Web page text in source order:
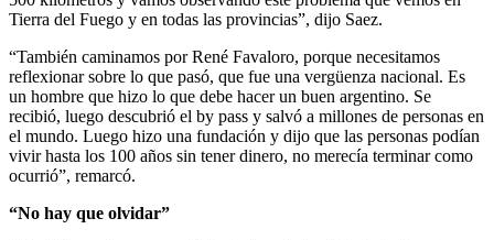
Tierra del Fuego y en todas las provincias”, dijo Saez.
“También caminamos por René Favaloro, porque necesitamos
reflexionar sobre lo que pasó, que fue una vergüenza nacional. Es
un hombre que hizo lo que debe hacer un buen argentino. Se
recibió, luego descubrió el by pass y salvó a millones de personas en
el mundo. Luego hizo una fundación y dijo que las personas podían
vivir hasta los 100 años sin tener dinero, no merecía terminar como
ocurrió”, remarcó.
“No hay que olvidar”